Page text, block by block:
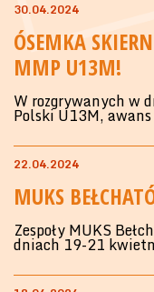
30.04.2024
ÓSEMKA
MMP U13M!
W rozgrywanych w
Polski U13M,
22.04.2024
MUKS
Zespoły MUKS
dniach 19-21